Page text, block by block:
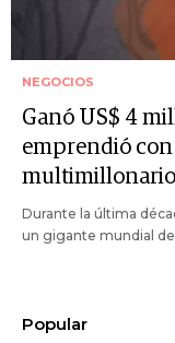
NEGOCIOS
Ganó US$ 4
emprendió con
multimillonario
Durante la última
un gigante mundial
Popular